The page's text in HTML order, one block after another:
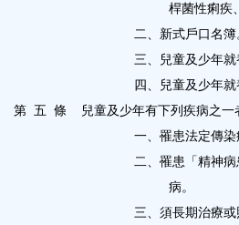
桿菌性痢疾
二、新式戶口名簿
三、兒童及少年就
四、兒童及少年就
第 五 條
兒童及少年有下列疾病之一
一、罹患法定傳
二、罹患「精神
病。
三、須長期治療或